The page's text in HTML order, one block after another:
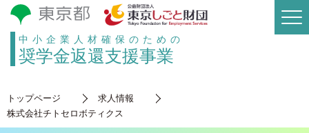
中小企業人材確保のための
奨学金返還支援事業
トップページ
求人情報
株式会社チトセロボティクス